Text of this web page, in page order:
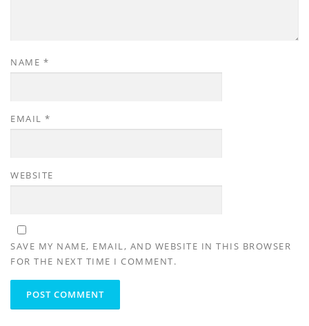
NAME *
EMAIL *
WEBSITE
SAVE MY NAME, EMAIL, AND WEBSITE IN THIS BROWSER
FOR THE NEXT TIME I COMMENT.